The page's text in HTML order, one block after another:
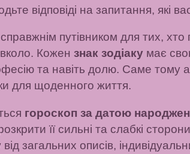
відповіді на запитання, які
путівником для тих,
Кожен знак зодіакумає
та навіть долю. Саме тому
для щоденного життя.
гороскоп за датою
її сильні та слабкі
загальних описів,